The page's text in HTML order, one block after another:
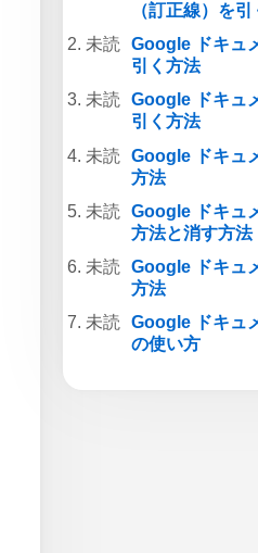
（訂正線）を
Google ドキュ
引く方法
Google ドキュ
引く方法
Google ドキュ
方法
Google ドキュ
方法と消す方法
Google ドキュ
方法
Google ドキュ
の使い方